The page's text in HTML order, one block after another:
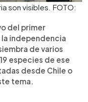
son visibles. FOTO:
del primer
independencia
de varios
especies de ese
desde Chile o
tema.